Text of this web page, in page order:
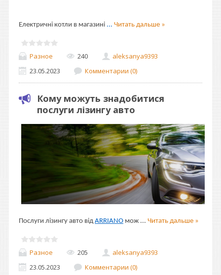
Електричні котли в магазині ... Читать дальше »
Разное 240
aleksanya9393
23.05.2023
Комментарии (0)
Кому можуть знадобитися
послуги лізингу авто
Послуги лізингу авто відARRIANO мож ... Читать дальше »
Разное 205
aleksanya9393
23.05.2023
Комментарии (0)